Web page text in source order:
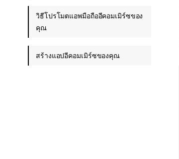
วิธีโปรโมตแอพมือถืออีคอมเมิร์ซของ
คุณ
สร้างแอปอีคอมเมิร์ซของคุณ